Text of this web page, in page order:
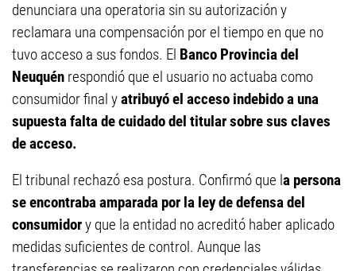
denunciara una operatoria sin su autorización y
reclamara una compensación por el tiempo en que no
tuvo acceso a sus fondos. El Banco Provincia del
Neuquén respondió que el usuario no actuaba como
consumidor final yatribuyó el acceso indebido a una
supuesta falta de cuidado del titular sobre sus claves
de acceso.
El tribunal rechazó esa postura. Confirmó que la persona
se encontraba amparada por la ley de defensa del
consumidory que la entidad no acreditó haber aplicado
medidas suficientes de control. Aunque las